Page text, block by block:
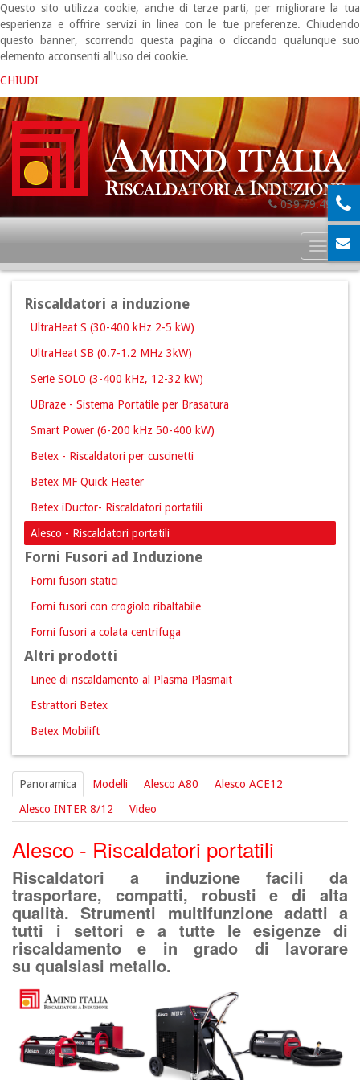
Questo sito utilizza cookie, anche di terze parti, per migliorare la tua
esperienza e offrire servizi in linea con le tue preferenze. Chiudendo
questo banner, scorrendo questa pagina o cliccando qualunque suo
elemento acconsenti all'uso dei cookie.
CHIUDI
039.79.49.06
Riscaldatori a induzione
UltraHeat S (30-400 kHz 2-5 kW)
UltraHeat SB (0.7-1.2 MHz 3kW)
Serie SOLO (3-400 kHz, 12-32 kW)
UBraze - Sistema Portatile per Brasatura
Smart Power (6-200 kHz 50-400 kW)
Betex - Riscaldatori per cuscinetti
Betex MF Quick Heater
Betex iDuctor- Riscaldatori portatili
Alesco - Riscaldatori portatili
Forni Fusori ad Induzione
Forni fusori statici
Forni fusori con crogiolo ribaltabile
Forni fusori a colata centrifuga
Altri prodotti
Linee di riscaldamento al Plasma Plasmait
Estrattori Betex
Betex Mobilift
Panoramica Modelli Alesco A80
Alesco ACE12
Alesco INTER 8/12
Video
Alesco - Riscaldatori portatili
Riscaldatori a induzione facili da
trasportare, compatti, robusti e di alta
qualità.Strumenti multifunzione adatti a
tutti i settori e a tutte le esigenze di
riscaldamento e in grado di lavorare
su qualsiasi metallo.